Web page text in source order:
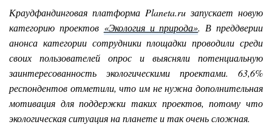
Краудфандинговая платформа Planeta.ru запускает новую
категорию проектов «Экология и природа». В преддверии
анонса категории сотрудники площадки проводили среди
своих пользователей опрос и выясняли потенциальную
заинтересованность экологическими проектами. 63,6%
респондентов отметили, что им не нужна дополнительная
мотивация для поддержки таких проектов, потому что
экологическая ситуация на планете и так очень сложная.